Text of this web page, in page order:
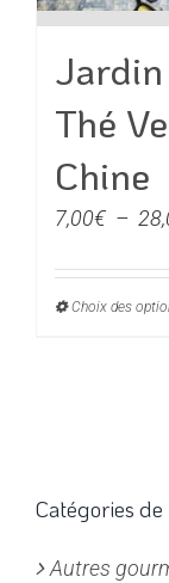
Thé
Chine
7,00€ –
Choix des
Catégories
Autres